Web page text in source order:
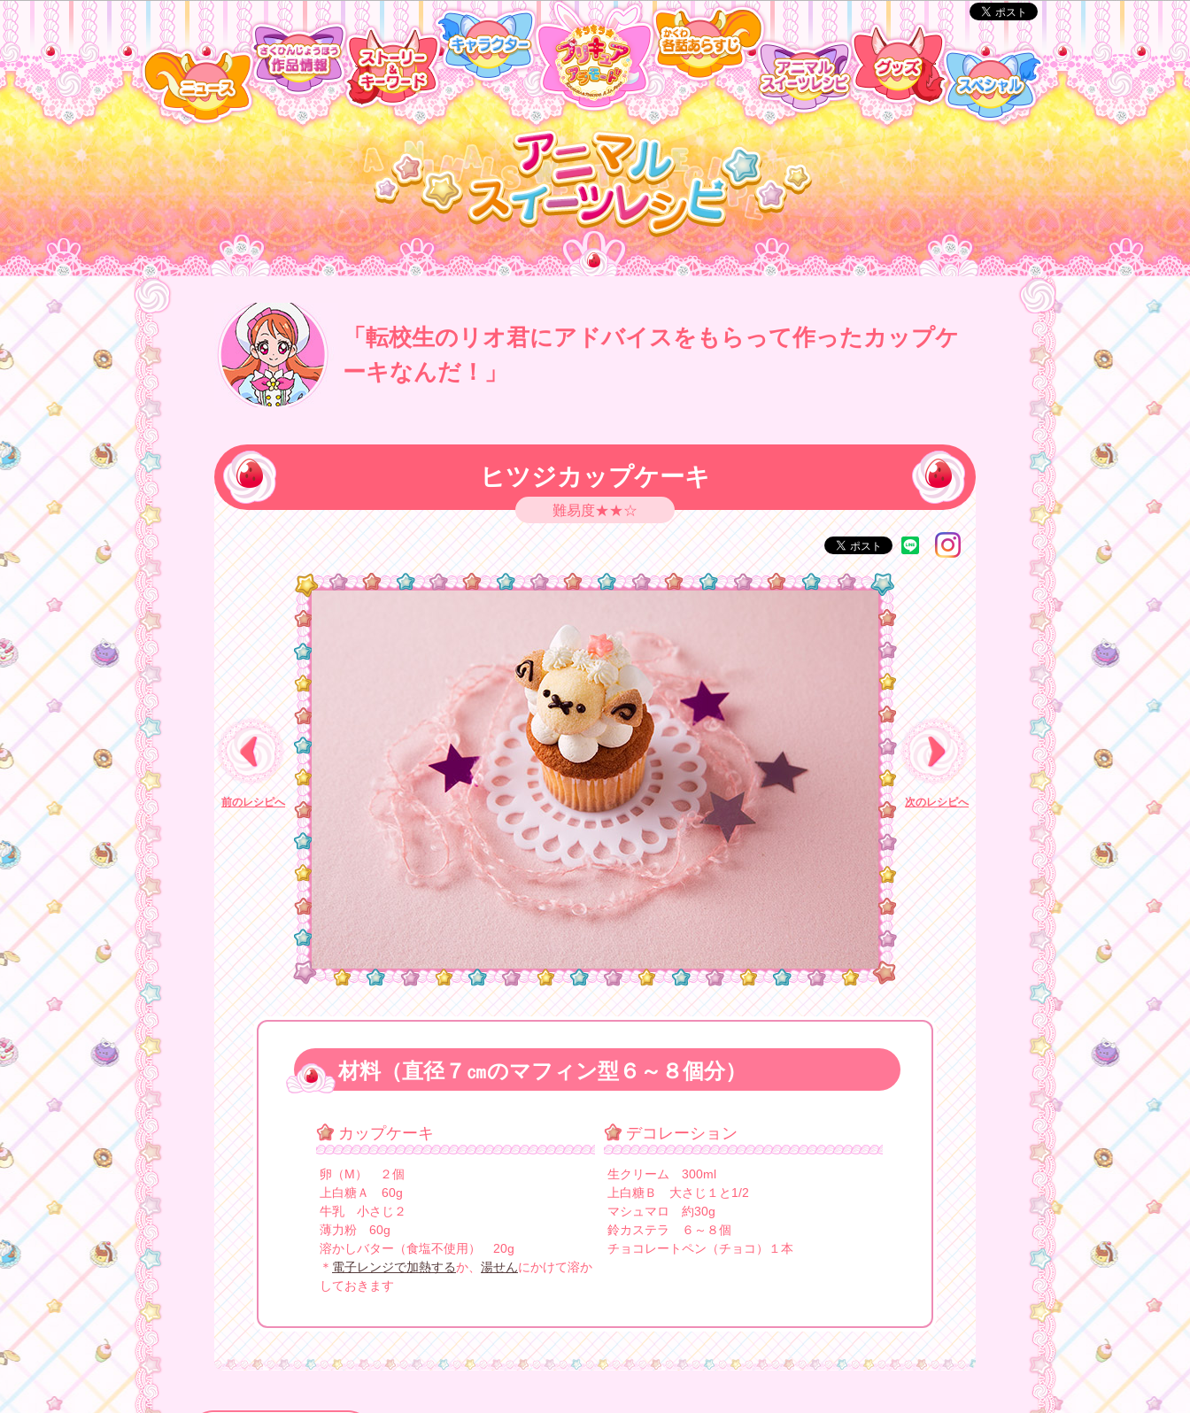
「転校生のリオ君にアドバイスをもらって作ったカップケ
ーキなんだ！」
ヒツジカップケーキ
難易度★★☆
前のレシピへ 次のレシピへ
材料（直径７㎝のマフィン型６～８個分）
カップケーキ
卵（M） ２個
上白糖Ａ 60g
牛乳 小さじ２
薄力粉 60g
溶かしバター（食塩不使用） 20g
＊ 電子レンジで加熱するか、 湯せんにかけて溶か
しておきます
デコレーション
生クリーム 300ml
上白糖Ｂ 大さじ１と1/2
マシュマロ 約30g
鈴カステラ ６～８個
チョコレートペン（チョコ）１本